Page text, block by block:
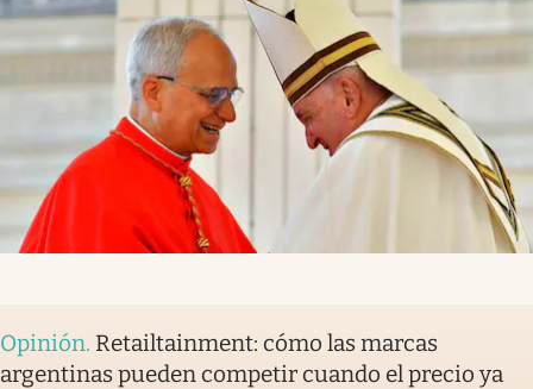
Opinión. Retailtainment: cómo las marcas
argentinas pueden competir cuando el precio ya